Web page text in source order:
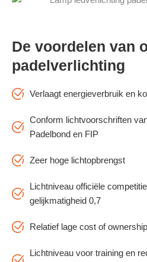
De voordelen van
padelverlichting
Verlaagt energieverbruik en
Conform lichtvoorschriften
Padelbond en FIP
Zeer hoge lichtopbrengst
Lichtniveau officiële
gelijkmatigheid 0,7
Relatief lage cost of ownership
Lichtniveau voor training en